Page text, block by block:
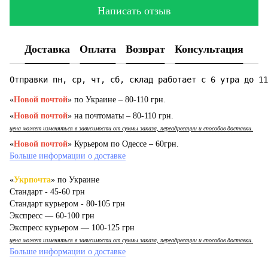
Написать отзыв
Доставка Оплата Возврат Консультация
Отправки пн, ср, чт, сб, склад работает с 6 утра до
«Новой почтой» по Украине – 80-110 грн.
«Новой почтой» на почтоматы – 80-110 грн.
цена может изменяться в зависимости от суммы заказа, переадресации и способов доставки.
«Новой почтой» Курьером по Одессе – 60грн.
Больше информации о доставке
«Укрпочта» по Украине
Стандарт - 45-60 грн
Стандарт курьером - 80-105 грн
Экспресс — 60-100 грн
Экспресс курьером — 100-125 грн
цена может изменяться в зависимости от суммы заказа, переадресации и способов доставки.
Больше информации о доставке